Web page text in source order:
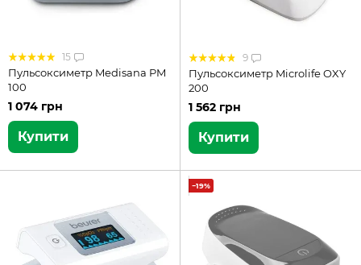
15
Пульсоксиметр Medisana PM
100
1 074 грн
Купити
9
Пульсоксиметр Microlife OXY
200
1 562 грн
Купити
−19%